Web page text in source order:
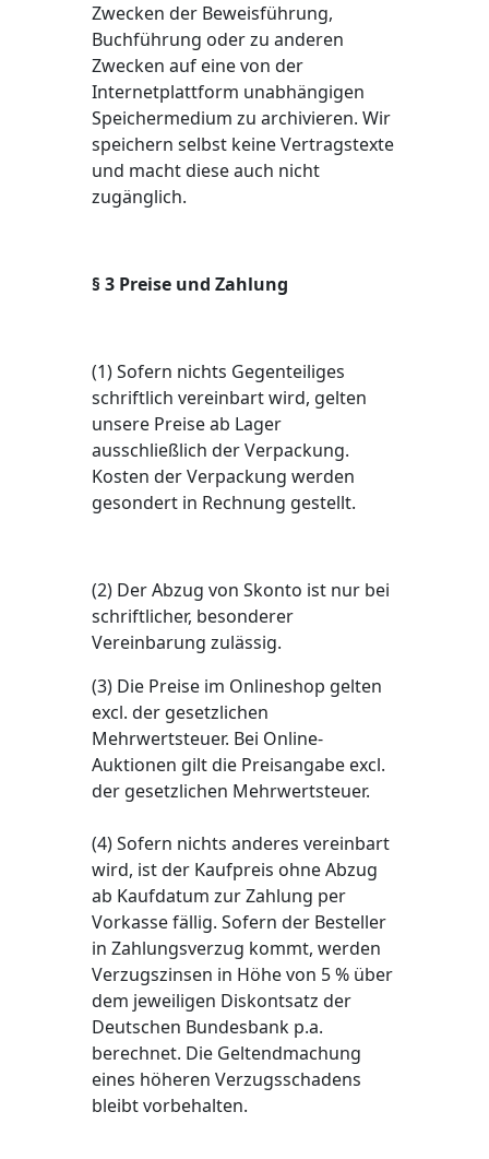
Zwecken der Beweisführung,
Buchführung oder zu anderen
Zwecken auf eine von der
Internetplattform unabhängigen
Speichermedium zu archivieren. Wir
speichern selbst keine Vertragstexte
und macht diese auch nicht
zugänglich.
§ 3 Preise und Zahlung
(1) Sofern nichts Gegenteiliges
schriftlich vereinbart wird, gelten
unsere Preise ab Lager
ausschließlich der Verpackung.
Kosten der Verpackung werden
gesondert in Rechnung gestellt.
(2) Der Abzug von Skonto ist nur bei
schriftlicher, besonderer
Vereinbarung zulässig.
(3) Die Preise im Onlineshop gelten
excl. der gesetzlichen
Mehrwertsteuer. Bei Online-
Auktionen gilt die Preisangabe excl.
der gesetzlichen Mehrwertsteuer.
(4) Sofern nichts anderes vereinbart
wird, ist der Kaufpreis ohne Abzug
ab Kaufdatum zur Zahlung per
Vorkasse fällig. Sofern der Besteller
in Zahlungsverzug kommt, werden
Verzugszinsen in Höhe von 5 % über
dem jeweiligen Diskontsatz der
Deutschen Bundesbank p.a.
berechnet. Die Geltendmachung
eines höheren Verzugsschadens
bleibt vorbehalten.